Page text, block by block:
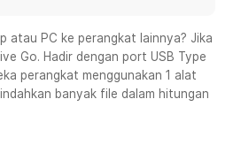
atau PC ke perangkat lainnya? Jika
Go. Hadir dengan port USB Type
perangkat menggunakan 1 alat
banyak file dalam hitungan